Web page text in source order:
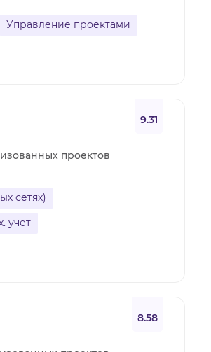
Управление проектами
9.31
проектов
сетях)
учет
8.58